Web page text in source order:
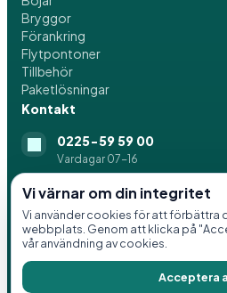
Vi värnar om din integritet
Vi använder cookies för att förbättra
webbplats. Genom att klicka på
vår användning av cookies.
Acceptera
Bryggor
Förankring
Flytpontoner
Tillbehör
Paketlösningar
Kontakt
0225-59 59 00
Vardagar 07-16
info@svenskaflytblock.se
Idrottsvägen 8, 776 21